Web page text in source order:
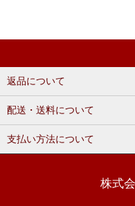
返品について
配送・送料について
支払い方法について
株式